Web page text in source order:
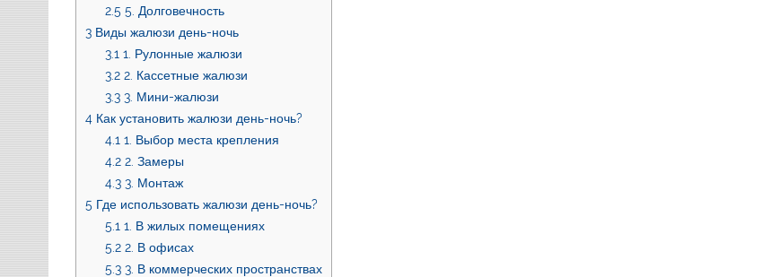
2.5 5. Долговечность
3 Виды жалюзи день-ночь
3.1 1. Рулонные жалюзи
3.22. Кассетные жалюзи
3.33. Мини-жалюзи
4 Как установить жалюзи день-ночь?
4.1 1. Выбор места крепления
4.22. Замеры
4.33. Монтаж
5 Где использовать жалюзи день-ночь?
5.1 1. В жилых помещениях
5.22. В офисах
5.33. В коммерческих пространствах